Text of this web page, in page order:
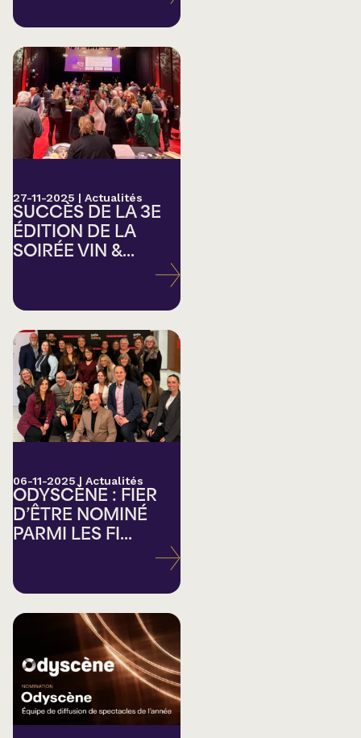
27-11-2025 | Actualités
SUCCÈS DE LA 3E
ÉDITION DE LA
SOIRÉE VIN &...
06-11-2025 | Actualités
ODYSCÈNE : FIER
D’ÊTRE NOMINÉ
PARMI LES FI...